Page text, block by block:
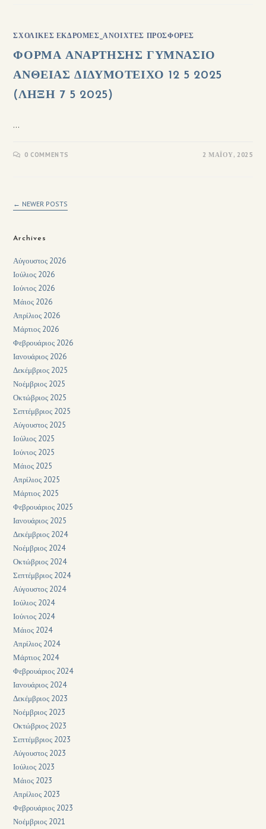
ΣΧΟΛΙΚΈΣ ΕΚΔΡΟΜΈΣ_ΑΝΟΙΧΤΈΣ ΠΡΟΣΦΟΡΈΣ
ΦΟΡΜΑ ΑΝΑΡΤΗΣΗΣ ΓΥΜΝΑΣΙΟ
ΑΝΘΕΙΑΣ ΔΙΔΥΜΟΤΕΙΧΟ 12 5 2025
(ΛΗΞΗ 7 5 2025)
…
0 COMMENTS 2 ΜΑΪ́ΟΥ, 2025
← NEWER POSTS
Archives
Αύγουστος 2026
Ιούλιος 2026
Ιούνιος 2026
Μάιος 2026
Απρίλιος 2026
Μάρτιος 2026
Φεβρουάριος 2026
Ιανουάριος 2026
Δεκέμβριος 2025
Νοέμβριος 2025
Οκτώβριος 2025
Σεπτέμβριος 2025
Αύγουστος 2025
Ιούλιος 2025
Ιούνιος 2025
Μάιος 2025
Απρίλιος 2025
Μάρτιος 2025
Φεβρουάριος 2025
Ιανουάριος 2025
Δεκέμβριος 2024
Νοέμβριος 2024
Οκτώβριος 2024
Σεπτέμβριος 2024
Αύγουστος 2024
Ιούλιος 2024
Ιούνιος 2024
Μάιος 2024
Απρίλιος 2024
Μάρτιος 2024
Φεβρουάριος 2024
Ιανουάριος 2024
Δεκέμβριος 2023
Νοέμβριος 2023
Οκτώβριος 2023
Σεπτέμβριος 2023
Αύγουστος 2023
Ιούλιος 2023
Μάιος 2023
Απρίλιος 2023
Φεβρουάριος 2023
Νοέμβριος 2021